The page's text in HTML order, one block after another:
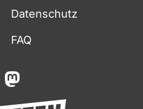
Datenschutz
FAQ
mastodon